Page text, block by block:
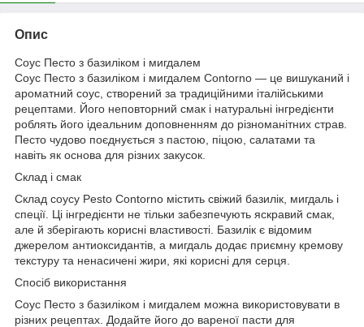
Опис
Соус Песто з базиліком і мигдалем
Соус Песто з базиліком і мигдалем Contorno — це вишуканий і
ароматний соус, створений за традиційними італійськими
рецептами. Його неповторний смак і натуральні інгредієнти
роблять його ідеальним доповненням до різноманітних страв.
Песто чудово поєднується з пастою, піцою, салатами та
навіть як основа для різних закусок.
Склад і смак
Склад соусу Pesto Contorno містить свіжий базилік, мигдаль і
спеції. Ці інгредієнти не тільки забезпечують яскравий смак,
але й зберігають корисні властивості. Базилік є відомим
джерелом антиоксидантів, а мигдаль додає приємну кремову
текстуру та ненасичені жири, які корисні для серця.
Спосіб використання
Соус Песто з базиліком і мигдалем можна використовувати в
різних рецептах. Додайте його до вареної пасти для